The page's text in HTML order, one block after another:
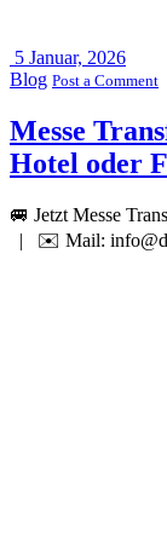
5 Januar, 2026
Blog Post a Comment
Messe
Hotel oder
🚐 Jetzt Messe
| ✉️ Mail: